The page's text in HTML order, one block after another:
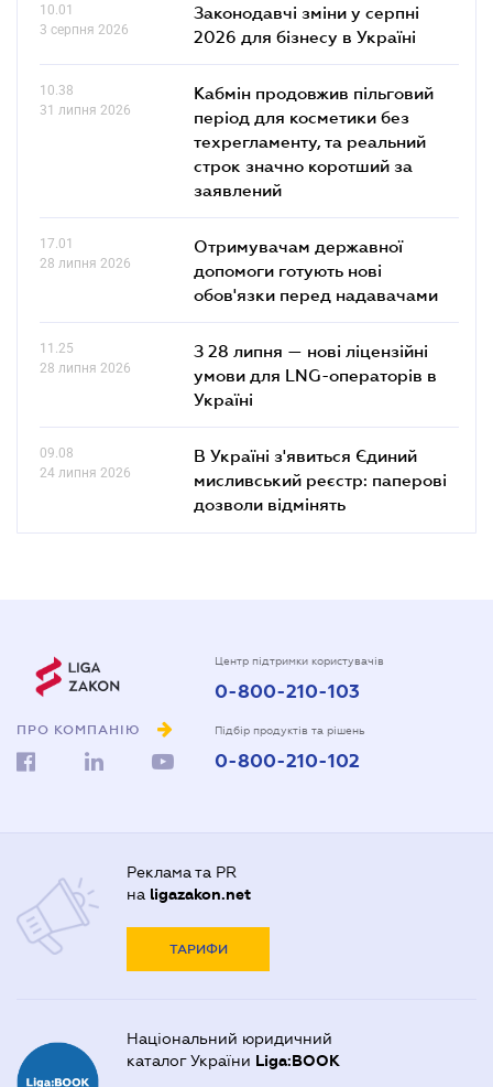
10.01
3 серпня 2026
Законодавчі зміни у серпні
2026 для бізнесу в Україні
10.38
31 липня 2026
Кабмін продовжив пільговий
період для косметики без
техрегламенту, та реальний
строк значно коротший за
заявлений
17.01
28 липня 2026
Отримувачам державної
допомоги готують нові
обов'язки перед надавачами
11.25
28 липня 2026
З 28 липня — нові ліцензійні
умови для LNG-операторів в
Україні
09.08
24 липня 2026
В Україні з'явиться Єдиний
мисливський реєстр: паперові
дозволи відмінять
ПРО КОМПАНІЮ
Центр підтримки користувачів
0-800-210-103
Підбір продуктів та рішень
0-800-210-102
Реклама та PR
на ligazakon.net
ТАРИФИ
Національний юридичний
каталог України Liga:BOOK